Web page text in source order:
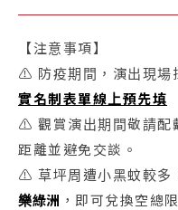
【注意事項】
⚠ 防疫期間，演出現場
實名制表單線上預先填
⚠ 觀賞演出期間敬請配
距離並避免交談。
⚠ 草坪周遭小黑蚊較多
樂綠洲 ，即可兌換空總